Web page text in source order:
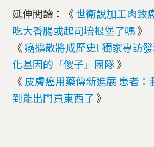
延伸閱讀：《 世衛說加工肉致
吃大香腸或起司培根堡了嗎 》
《癌擴散將成歷史! 獨家專訪
化基因的「傻子」團隊》
《 皮膚癌用藥傳新進展 患者：
到能出門買東西了 》